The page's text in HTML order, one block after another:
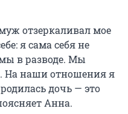
отзеркаливал мое
я сама себя не
в разводе. Мы
На наши отношения я
дочь — это
Анна.